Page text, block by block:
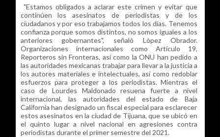
"Estamos obligados a aclarar este crimen y evitar que
continúen los asesinatos de periodistas y de los
ciudadanos y por eso trabajamos todos los días. Tenemos
confianza porque somos distintos, no somos iguales a los
anteriores gobernantes", señaló López Obrador.
Organizaciones internacionales como Artículo 19,
Reporteros sin Fronteras, así como la ONU han pedido a
las autoridades mexicanas trabajar para llevar a la justicia a
los autores materiales e intelectuales, así como redoblar
esfuerzos para proteger a los periodistas. Mientras el
caso de Lourdes Maldonado resuena fuerte a nivel
internacional, las autoridades del estado de Baja
California han designado un fiscal especial para esclarecer
estos asesinatos en la ciudad de Tijuana, que se ubicó en
el quinto lugar a nivel nacional en agresiones contra
periodistas durante el primer semestre del 2021.